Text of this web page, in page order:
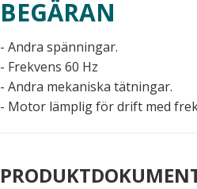
BEGÄRAN
- Andra spänningar.
- Frekvens 60 Hz
- Andra mekaniska tätningar.
- Motor lämplig för drift med